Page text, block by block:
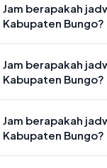
Jam berapakah
Kabupaten Bungo?
Jam berapakah
Kabupaten Bungo?
Jam berapakah
Kabupaten Bungo?